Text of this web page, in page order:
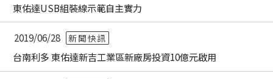
東佑達USB組裝線示範自主實力
2019/06/28 新聞快訊
台南利多 東佑達新吉工業區新廠房投資10億元啟用